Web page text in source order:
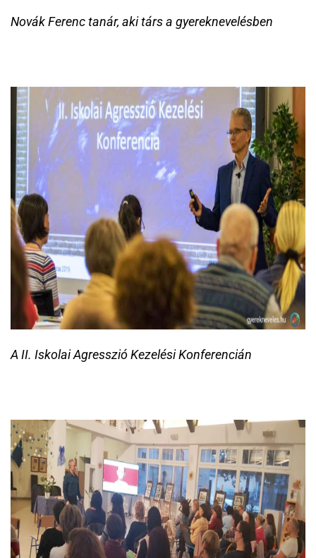
Novák Ferenc tanár, aki társ a gyereknevelésben
A II. Iskolai Agresszió Kezelési Konferencián